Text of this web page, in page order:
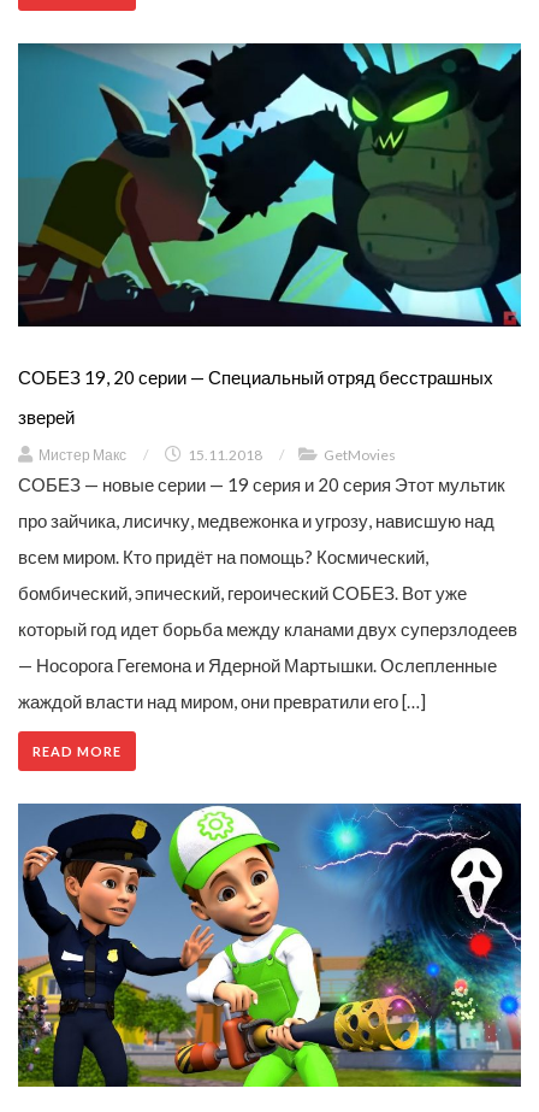
СОБЕЗ 19, 20 серии — Специальный отряд бесстрашных
зверей
Мистер Макс / 15.11.2018 / GetMovies
СОБЕЗ — новые серии — 19 серия и 20 серия Этот мультик
про зайчика, лисичку, медвежонка и угрозу, нависшую над
всем миром. Кто придёт на помощь? Космический,
бомбический, эпический, героический СОБЕЗ. Вот уже
который год идет борьба между кланами двух суперзлодеев
— Носорога Гегемона и Ядерной Мартышки. Ослепленные
жаждой власти над миром, они превратили его […]
READ MORE